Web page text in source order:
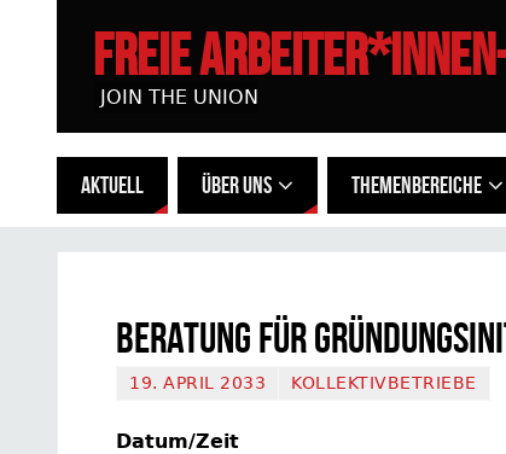
FREIE
JOIN THE UNION
AKTUELL ÜBER UNS THEMENBEREICHE
Beratung für
19. APRIL 2033 KOLLEKTIVBETRIEBE
Datum/Zeit